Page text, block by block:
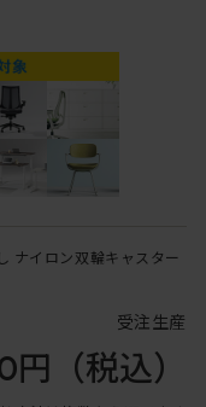
ナイロン双輪キャスター
受注生産
円 （税込）